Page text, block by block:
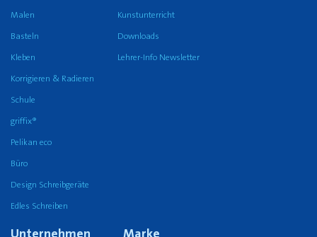
Malen
Basteln
Kleben
Korrigieren & Radieren
Schule
griffix®
Pelikan eco
Büro
Design Schreibgeräte
Edles Schreiben
Kunstunterricht
Downloads
Lehrer-Info Newsletter